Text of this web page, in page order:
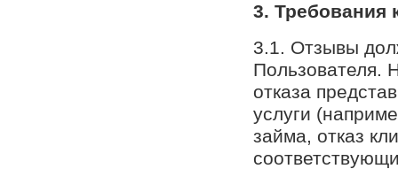
3. Требования
3.1. Отзывы
Пользователя.
отказа
услуги
займа, отказ